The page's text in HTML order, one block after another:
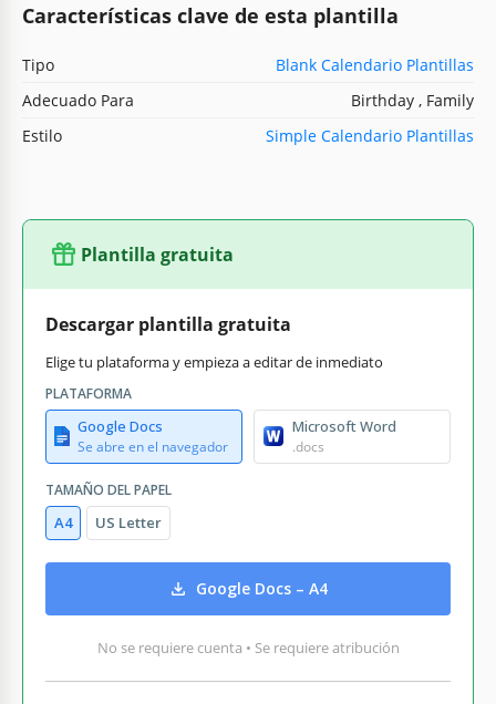
Características clave de esta plantilla
Tipo
Blank Calendario Plantillas
Adecuado Para
Birthday , Family
Estilo
Simple Calendario Plantillas
Plantilla gratuita
Descargar plantilla gratuita
Elige tu plataforma y empieza a editar de inmediato
PLATAFORMA
Google Docs
Se abre en el navegador
Microsoft Word
.docs
TAMAÑO DEL PAPEL
A4 US Letter
Google Docs – A4
No se requiere cuenta • Se requiere atribución